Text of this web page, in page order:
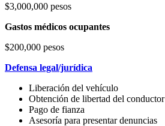
$3,000,000 pesos
Gastos médicos ocupantes
$200,000 pesos
Defensa legal/jurídica
Liberación del vehículo
Obtención de libertad del conductor
Pago de fianza
Asesoría para presentar denuncias